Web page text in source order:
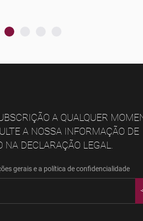
A QUALQUER
A NOSSA INFORMAÇÃO DE
NA DECLARAÇÃO LEGAL.
gerais e a política de confidencialidade